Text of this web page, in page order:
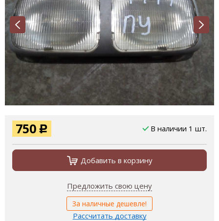
750 Р В наличии 1 шт.
Добавить в корзину
Предложить свою цену
За наличные дешевле!
Рассчитать доставку